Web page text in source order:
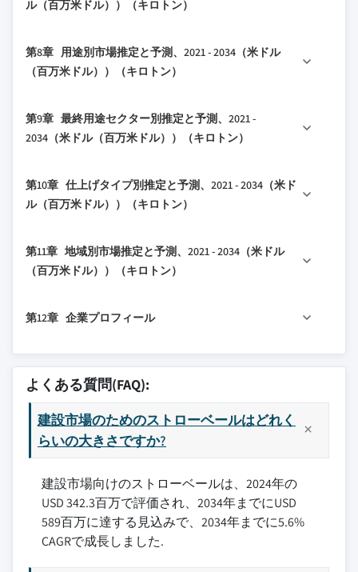
2.4.2 重要成功要因
3.3 成長可能性分析
3.4.1 北米
3.4.2 欧州
3.4.4 ラテンアメリカ
3.6 PESTEL分析
3.6.3 新興技術
3.8 将来の市場トレンド
3.9 技術とイノベーションの状況
3.9.1 現在の技術トレンド
3.9.2 新興技術
3.10 特許状況
3.11 貿易統計（HSコード）
（ 注：貿易統計は主要国のみ提供されます）
3.11.1 主要輸入国
3.11.2 主要輸出国
3.12 持続可能性と環境側面
4.5 競争ポジショニングマトリックス
4.6.2 パートナーシップと提携
6.3 3本紐ベール
6.5 カスタムサイズベール
ル（百万米ドル））（キロトン）
7.2 荷重支持型/ネブラスカ式
7.3 柱梁間詰め
7.5 プレハブパネルシステム
第8章 用途別市場推定と予測、2021 - 2034（米ドル
（百万米ドル））（キロトン）
8.2 外壁
8.3 内壁
8.5 床断熱
第9章 最終用途セクター別推定と予測、2021 -
2034（米ドル（百万米ドル））（キロトン）
9.2 住宅建設
9.2.1 一戸建て住宅
9.2.3 小規模住宅とログハウス
9.3.1 教育施設
9.3.3 小売店とオフィススペース
9.3.4 その他
9.4 農業用建物
9.5 コミュニティ・公共建物
9.6 その他
第10章 仕上げタイプ別推定と予測、2021 - 2034（米ド
ル（百万米ドル））（キロトン）
10.2 石灰プラスター
10.3 粘土プラスター
10.5 土壁プラスター
10.7 その他
第11章 地域別市場推定と予測、2021 - 2034（米ドル
（百万米ドル））（キロトン）
11.2 北米
11.2.2 カナダ
11.3 欧州
11.3.1 ドイツ
11.3.2 英国
11.3.3 フランス
11.3.4 スペイン
11.3.5 イタリア
11.3.6 欧州その他
11.4 アジア太平洋
第12章 企業プロフィール
12.1 BRAR AGRO WORKS
12.3 Ecococon
12.4 Endeavour Centre
12.5 Grass Land Gold Pvt. Ltd
12.6 Gruppo Carli
12.7 ModCell Straw Technology
12.8 Profodd Private Limited
12.9 Straw-Bale Building UK
12.10 Strawcture Eco
よくある質問(FAQ):
建設市場のためのストローベールはどれく
らいの大きさですか?
建設市場向けのストローベールは、2024年の
USD 342.3百万で評価され、2034年までにUSD
589百万に達する見込みで、2034年までに5.6%
CAGRで成長しました.